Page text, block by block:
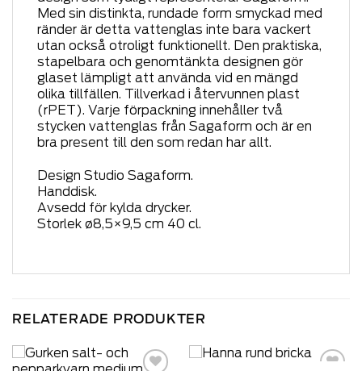
Med sin distinkta, rundade form smyckad med
ränder är detta vattenglas inte bara vackert
utan också otroligt funktionellt. Den praktiska,
stapelbara och genomtänkta designen gör
glaset lämpligt att använda vid en mängd
olika tillfällen. Tillverkad i återvunnen plast
(rPET). Varje förpackning innehåller två
stycken vattenglas från Sagaform och är en
bra present till den som redan har allt.
Design Studio Sagaform.
Handdisk.
Avsedd för kylda drycker.
Storlek ø8,5×9,5 cm 40 cl.
RELATERADE PRODUKTER